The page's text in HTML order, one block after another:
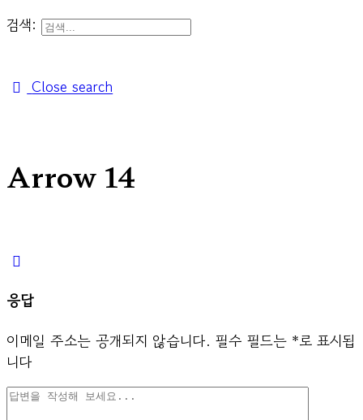
검색:
Close search
Arrow 14
응답
이메일 주소는 공개되지 않습니다. 필수 필드는 *로 표시됩
니다